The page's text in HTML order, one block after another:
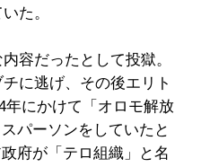
た。
容だったとして投獄。
に逃げ、その後エリト
年にかけて「オロモ解放
パーソンをしていたと
府が「テロ組織」と名